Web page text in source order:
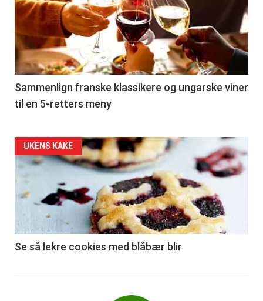
akkurat
nå
-
5
Sammenlign franske klassikere og ungarske viner
til en 5-retters meny
Forsiden
akkurat
nå
6
UKENS KAKE
Se så lekre cookies med blåbær blir